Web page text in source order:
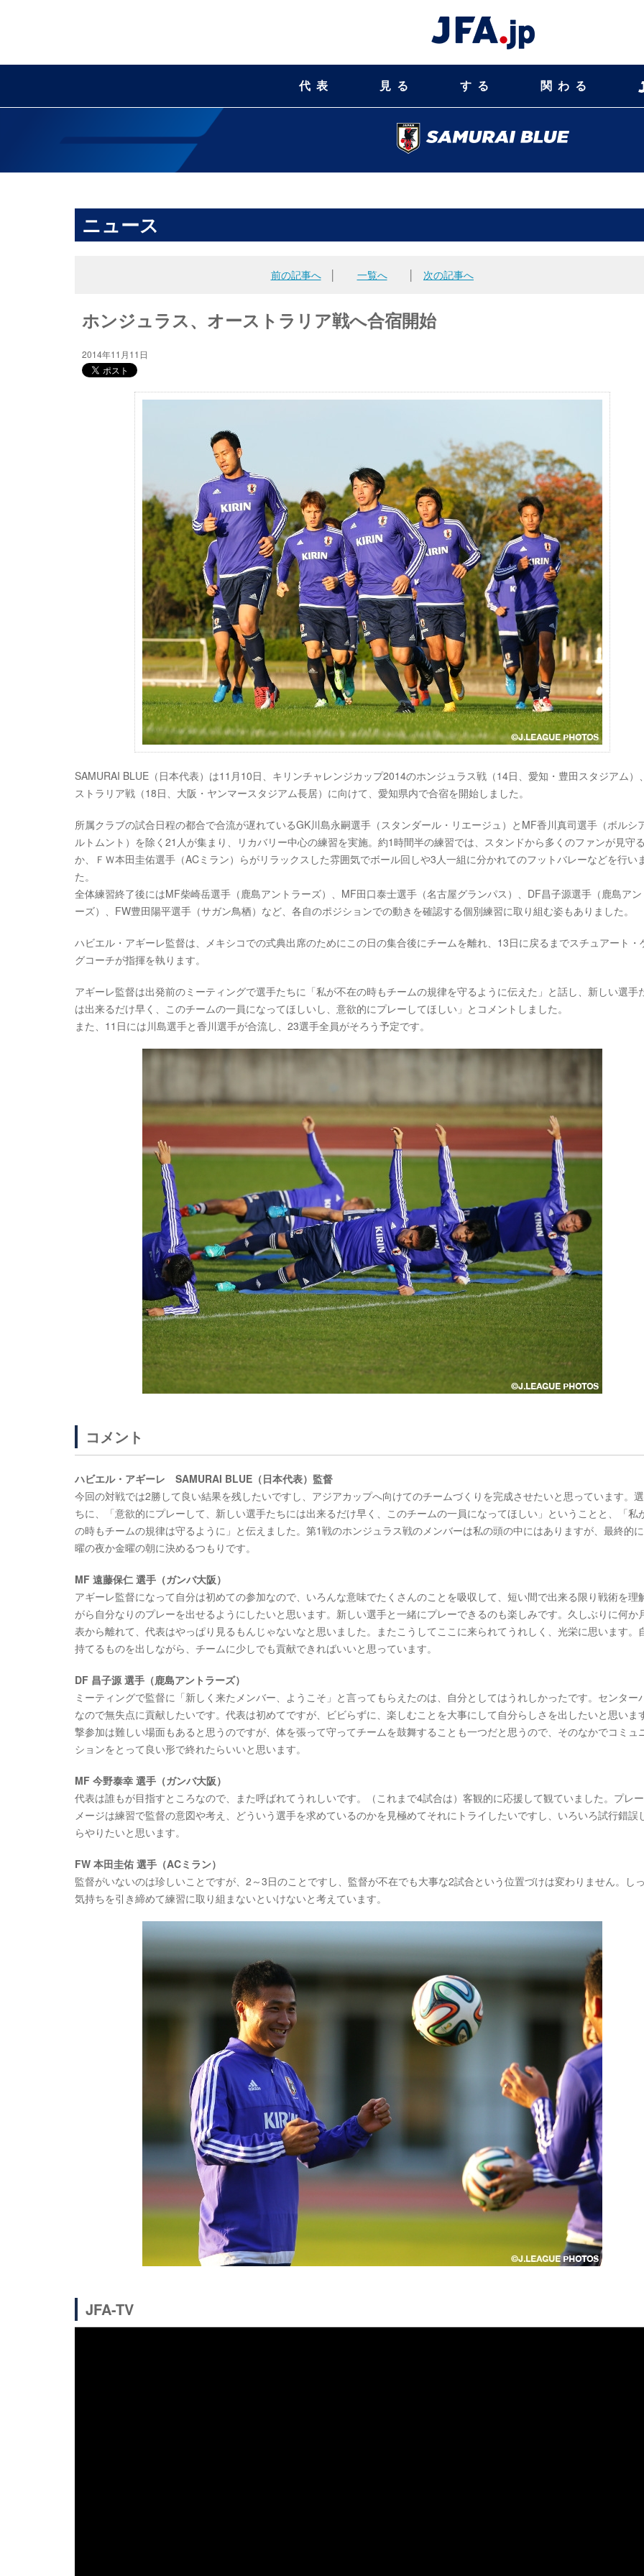
代表 見る する 関わる
ニュース
前の記事へ│ 一覧へ 次の記事へ
ホンジュラス、オーストラリア戦へ合宿開始
2014年11月11日
SAMURAI BLUE（日本代表）は11月10日、キリンチャレンジカップ2014のホンジュラス戦（14日、愛知・豊田スタジアム）
ストラリア戦（18日、大阪・ヤンマースタジアム長居）に向けて、愛知県内で合宿を開始しました。
所属クラブの試合日程の都合で合流が遅れているGK川島永嗣選手（スタンダール・リエージュ）とMF香川真司選手（ボルシ
ルトムント）を除く21人が集まり、リカバリー中心の練習を実施。約1時間半の練習では、スタンドから多くのファンが見守
か、ＦＷ本田圭佑選手（ACミラン）らがリラックスした雰囲気でボール回しや3人一組に分かれてのフットバレーなどを行い
た。
全体練習終了後にはMF柴崎岳選手（鹿島アントラーズ）、MF田口泰士選手（名古屋グランパス）、DF昌子源選手（鹿島アン
ーズ）、FW豊田陽平選手（サガン鳥栖）など、各自のポジションでの動きを確認する個別練習に取り組む姿もありました。
ハビエル・アギーレ監督は、メキシコでの式典出席のためにこの日の集合後にチームを離れ、13日に戻るまでスチュアート・
グコーチが指揮を執ります。
アギーレ監督は出発前のミーティングで選手たちに「私が不在の時もチームの規律を守るように伝えた」と話し、新しい選手
は出来るだけ早く、このチームの一員になってほしいし、意欲的にプレーしてほしい」とコメントしました。
また、11日には川島選手と香川選手が合流し、23選手全員がそろう予定です。
コメント
ハビエル・アギーレ SAMURAI BLUE（日本代表）監督
今回の対戦では2勝して良い結果を残したいですし、アジアカップへ向けてのチームづくりを完成させたいと思っています。
ちに、「意欲的にプレーして、新しい選手たちには出来るだけ早く、このチームの一員になってほしい」ということと、「私
の時もチームの規律は守るように」と伝えました。第1戦のホンジュラス戦のメンバーは私の頭の中にはありますが、最終的
曜の夜か金曜の朝に決めるつもりです。
MF 遠藤保仁 選手（ガンバ大阪）
アギーレ監督になって自分は初めての参加なので、いろんな意味でたくさんのことを吸収して、短い間で出来る限り戦術を理
がら自分なりのプレーを出せるようにしたいと思います。新しい選手と一緒にプレーできるのも楽しみです。久しぶりに何か
表から離れて、代表はやっぱり見るもんじゃないなと思いました。またこうしてここに来られてうれしく、光栄に思います。
持てるものを出しながら、チームに少しでも貢献できればいいと思っています。
DF 昌子源 選手（鹿島アントラーズ）
ミーティングで監督に「新しく来たメンバー、ようこそ」と言ってもらえたのは、自分としてはうれしかったです。センター
なので無失点に貢献したいです。代表は初めてですが、ビビらずに、楽しむことを大事にして自分らしさを出したいと思いま
撃参加は難しい場面もあると思うのですが、体を張って守ってチームを鼓舞することも一つだと思うので、そのなかでコミュ
ションをとって良い形で終れたらいいと思います。
MF 今野泰幸 選手（ガンバ大阪）
代表は誰もが目指すところなので、また呼ばれてうれしいです。（これまで4試合は）客観的に応援して観ていました。プレ
メージは練習で監督の意図や考え、どういう選手を求めているのかを見極めてそれにトライしたいですし、いろいろ試行錯誤
らやりたいと思います。
FW 本田圭佑 選手（ACミラン）
監督がいないのは珍しいことですが、2～3日のことですし、監督が不在でも大事な2試合という位置づけは変わりません。し
気持ちを引き締めて練習に取り組まないといけないと考えています。
JFA-TV